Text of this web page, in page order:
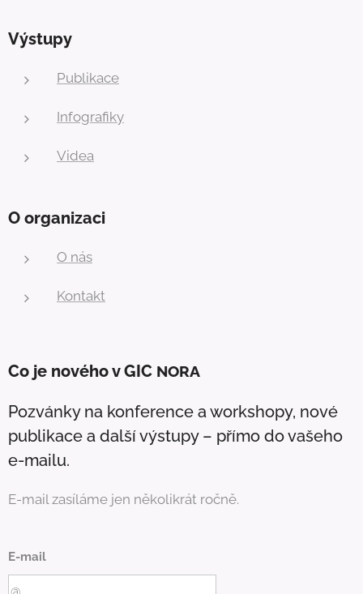
Výstupy
Publikace
Infografiky
Videa
O organizaci
O nás
Kontakt
Co je nového v GIC NORA
Pozvánky na konference a workshopy, nové
publikace a další výstupy – přímo do vašeho
e-mailu.
E-mail zasíláme jen několikrát ročně.
E-mail